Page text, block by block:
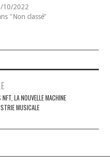
10/2022
"Non classé"
LA NOUVELLE MACHINE
MUSICALE